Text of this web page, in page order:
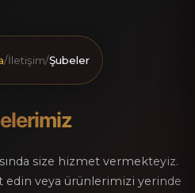
/İletişim/Şubeler
size hizmet vermekteyiz.
edin veya ürünlerimizi yerinde